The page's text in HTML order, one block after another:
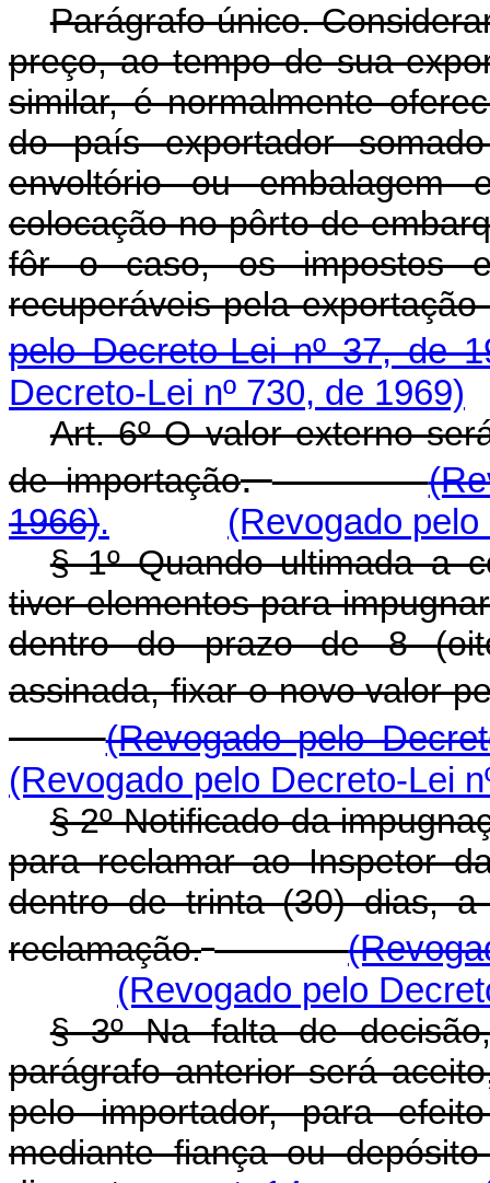
Parágrafo único.
preço, ao tempo de sua
similar, é normalmente
do país exportador
envoltório ou
colocação no pôrto de
fôr o caso, os impostos
recuperáveis pela
pelo Decreto-Lei nº 37, de
Decreto-Lei nº 730, de 1969)
Art. 6º O valor externo
de importação.
1966).
(Revogado
§ 1º Quando ultimada a
tiver elementos para
dentro do prazo de 8
assinada, fixar o novo valor
(Revogado pelo
(Revogado pelo Decreto-Lei
§ 2º Notificado da
para reclamar ao Inspetor
dentro de trinta (30) dias,
reclamação.
(Revogado pelo
§ 3º Na falta de
parágrafo anterior será
pelo importador, para
mediante fiança ou